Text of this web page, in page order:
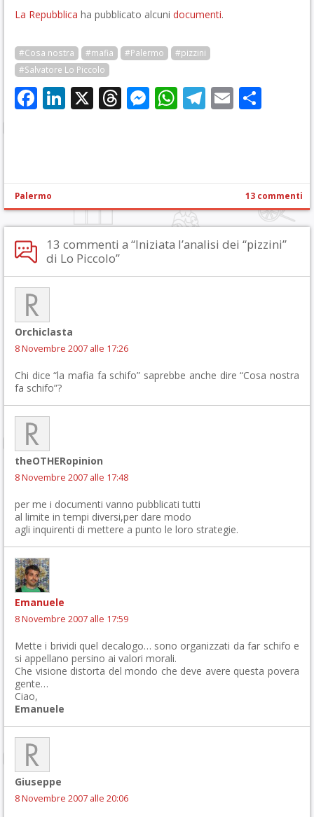
La Repubblica ha pubblicato alcuni documenti.
#Cosa nostra #mafia #Palermo
#pizzini
#Salvatore Lo Piccolo
Facebook
LinkedIn
X Threads
Messenger
WhatsApp
Telegram
Email
Palermo 13 commenti
13 commenti a “Iniziata l’analisi dei “pizzini”
di Lo Piccolo”
Orchiclasta
8 Novembre 2007 alle 17:26
Chi dice “la mafia fa schifo” saprebbe anche dire “Cosa nostra
fa schifo”?
theOTHERopinion
8 Novembre 2007 alle 17:48
per me i documenti vanno pubblicati tutti
al limite in tempi diversi,per dare modo
agli inquirenti di mettere a punto le loro strategie.
Emanuele
8 Novembre 2007 alle 17:59
Mette i brividi quel decalogo… sono organizzati da far schifo e
si appellano persino ai valori morali.
Che visione distorta del mondo che deve avere questa povera
gente…
Ciao,
Emanuele
Giuseppe
8 Novembre 2007 alle 20:06